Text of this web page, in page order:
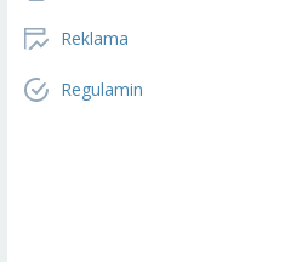
Reklama
Regulamin